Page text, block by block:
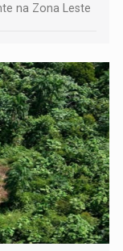
na Zona Leste